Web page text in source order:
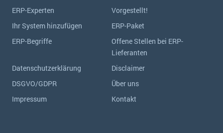
ERP-Experten
Vorgestellt!
Ihr System hinzufügen
ERP-Paket
ERP-Begriffe
Offene Stellen bei ERP-
Lieferanten
Datenschutzerklärung
Disclaimer
DSGVO/GDPR
Über uns
Impressum
Kontakt